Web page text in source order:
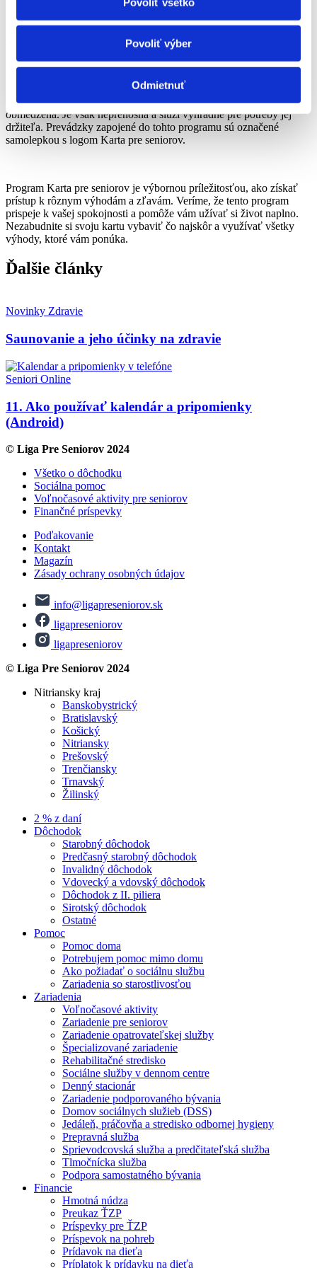
Povoliť výber
Odmietnuť
nahlásiť v Klientskom centre Mestského úradu, kde môžete
požiadať o vydanie novej karty. Postup je rovnaký ako pri prvej
žiadosti – je potrebné priložiť fotografiu, preukaz totožnosti a
Platnosť a použitie karty
Karta pre seniorov je vydávaná na dobu neurčitú a jej platnosť nie je
obmedzená. Je však neprenosná a slúži výhradne pre potreby jej
držiteľa. Prevádzky zapojené do tohto programu sú označené
samolepkou s logom Karta pre seniorov.
Program Karta pre seniorov je výbornou príležitosťou, ako získať
prístup k rôznym výhodám a zľavám. Veríme, že tento program
prispeje k vašej spokojnosti a pomôže vám užívať si život naplno.
Nezabudnite si svoju kartu vybaviť čo najskôr a využívať všetky
výhody, ktoré vám ponúka.
Ďalšie články
Novinky Zdravie
Saunovanie a jeho účinky na zdravie
Seniori Online
11. Ako používať kalendár a pripomienky
(Android)
© Liga Pre Seniorov 2024
Všetko o dôchodku
Sociálna pomoc
Voľnočasové aktivity pre seniorov
Finančné príspevky
Poďakovanie
Kontakt
Magazín
Zásady ochrany osobných údajov
info@ligapreseniorov.sk
ligapreseniorov
ligapreseniorov
© Liga Pre Seniorov 2024
Nitriansky kraj
Banskobystrický
Bratislavský
Košický
Nitriansky
Prešovský
Trenčiansky
Trnavský
Žilinský
2 % z daní
Dôchodok
Starobný dôchodok
Predčasný starobný dôchodok
Invalidný dôchodok
Vdovecký a vdovský dôchodok
Dôchodok z II. piliera
Sirotský dôchodok
Ostatné
Pomoc
Pomoc doma
Potrebujem pomoc mimo domu
Ako požiadať o sociálnu službu
Zariadenia so starostlivosťou
Zariadenia
Voľnočasové aktivity
Zariadenie pre seniorov
Zariadenie opatrovateľskej služby
Špecializované zariadenie
Rehabilitačné stredisko
Sociálne služby v dennom centre
Denný stacionár
Zariadenie podporovaného bývania
Domov sociálnych služieb (DSS)
Jedáleň, práčovňa a stredisko odbornej hygieny
Prepravná služba
Sprievodcovská služba a predčitateľská služba
Tlmočnícka služba
Podpora samostatného bývania
Financie
Hmotná núdza
Preukaz ŤZP
Príspevky pre ŤZP
Príspevok na pohreb
Prídavok na dieťa
Príplatok k prídavku na dieťa